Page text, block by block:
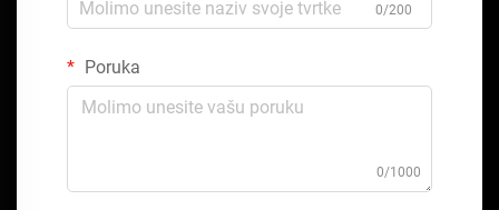
0/200
Poruka
0/1000